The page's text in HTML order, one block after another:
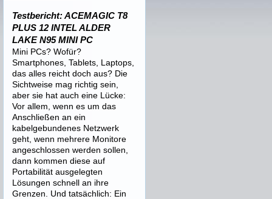
Testbericht: ACEMAGIC T8
PLUS 12 INTEL ALDER
LAKE N95 MINI PC
Mini PCs? Wofür?
Smartphones, Tablets, Laptops,
das alles reicht doch aus? Die
Sichtweise mag richtig sein,
aber sie hat auch eine Lücke:
Vor allem, wenn es um das
Anschließen an ein
kabelgebundenes Netzwerk
geht, wenn mehrere Monitore
angeschlossen werden sollen,
dann kommen diese auf
Portabilität ausgelegten
Lösungen schnell an ihre
Grenzen. Und tatsächlich: Ein